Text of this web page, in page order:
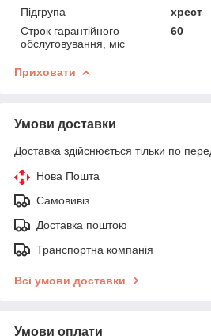
Підгрупа
хрест
Строк гарантійного
обслуговування, міс
60
Приховати
Умови доставки
Доставка здійснюється тільки по
Нова Пошта
Самовивіз
Доставка поштою
Транспортна компанія
Всі умови доставки
Умови оплати